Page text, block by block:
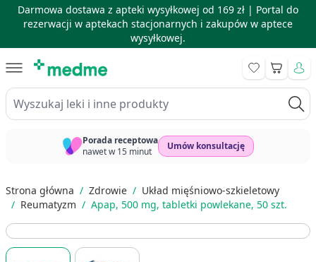
Darmowa dostawa z apteki wysyłkowej od 169 zł | Portal do
rezerwacji w aptekach stacjonarnych i zakupów w aptece
wysyłkowej.
Wyszukaj leki i inne produkty
Koszyk
Porada receptowa
nawet w 15 minut
Umów konsultację
Strona główna / Zdrowie / Układ mięśniowo-szkieletowy
/ Reumatyzm / Apap, 500 mg, tabletki powlekane, 50 szt.